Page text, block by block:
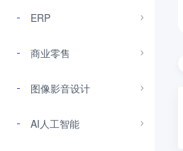
ERP
商业零售
图像影音设计
AI人工智能